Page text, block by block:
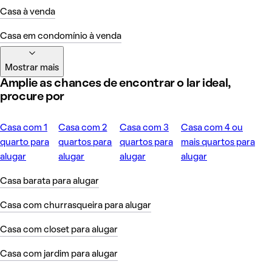
Casa à venda
Casa em condomínio à venda
Mostrar mais
Amplie as chances de encontrar o lar ideal,
procure por
Casa com 1
quarto para
alugar
Casa com 2
quartos para
alugar
Casa com 3
quartos para
alugar
Casa com 4 ou
mais quartos para
alugar
Casa barata para alugar
Casa com churrasqueira para alugar
Casa com closet para alugar
Casa com jardim para alugar